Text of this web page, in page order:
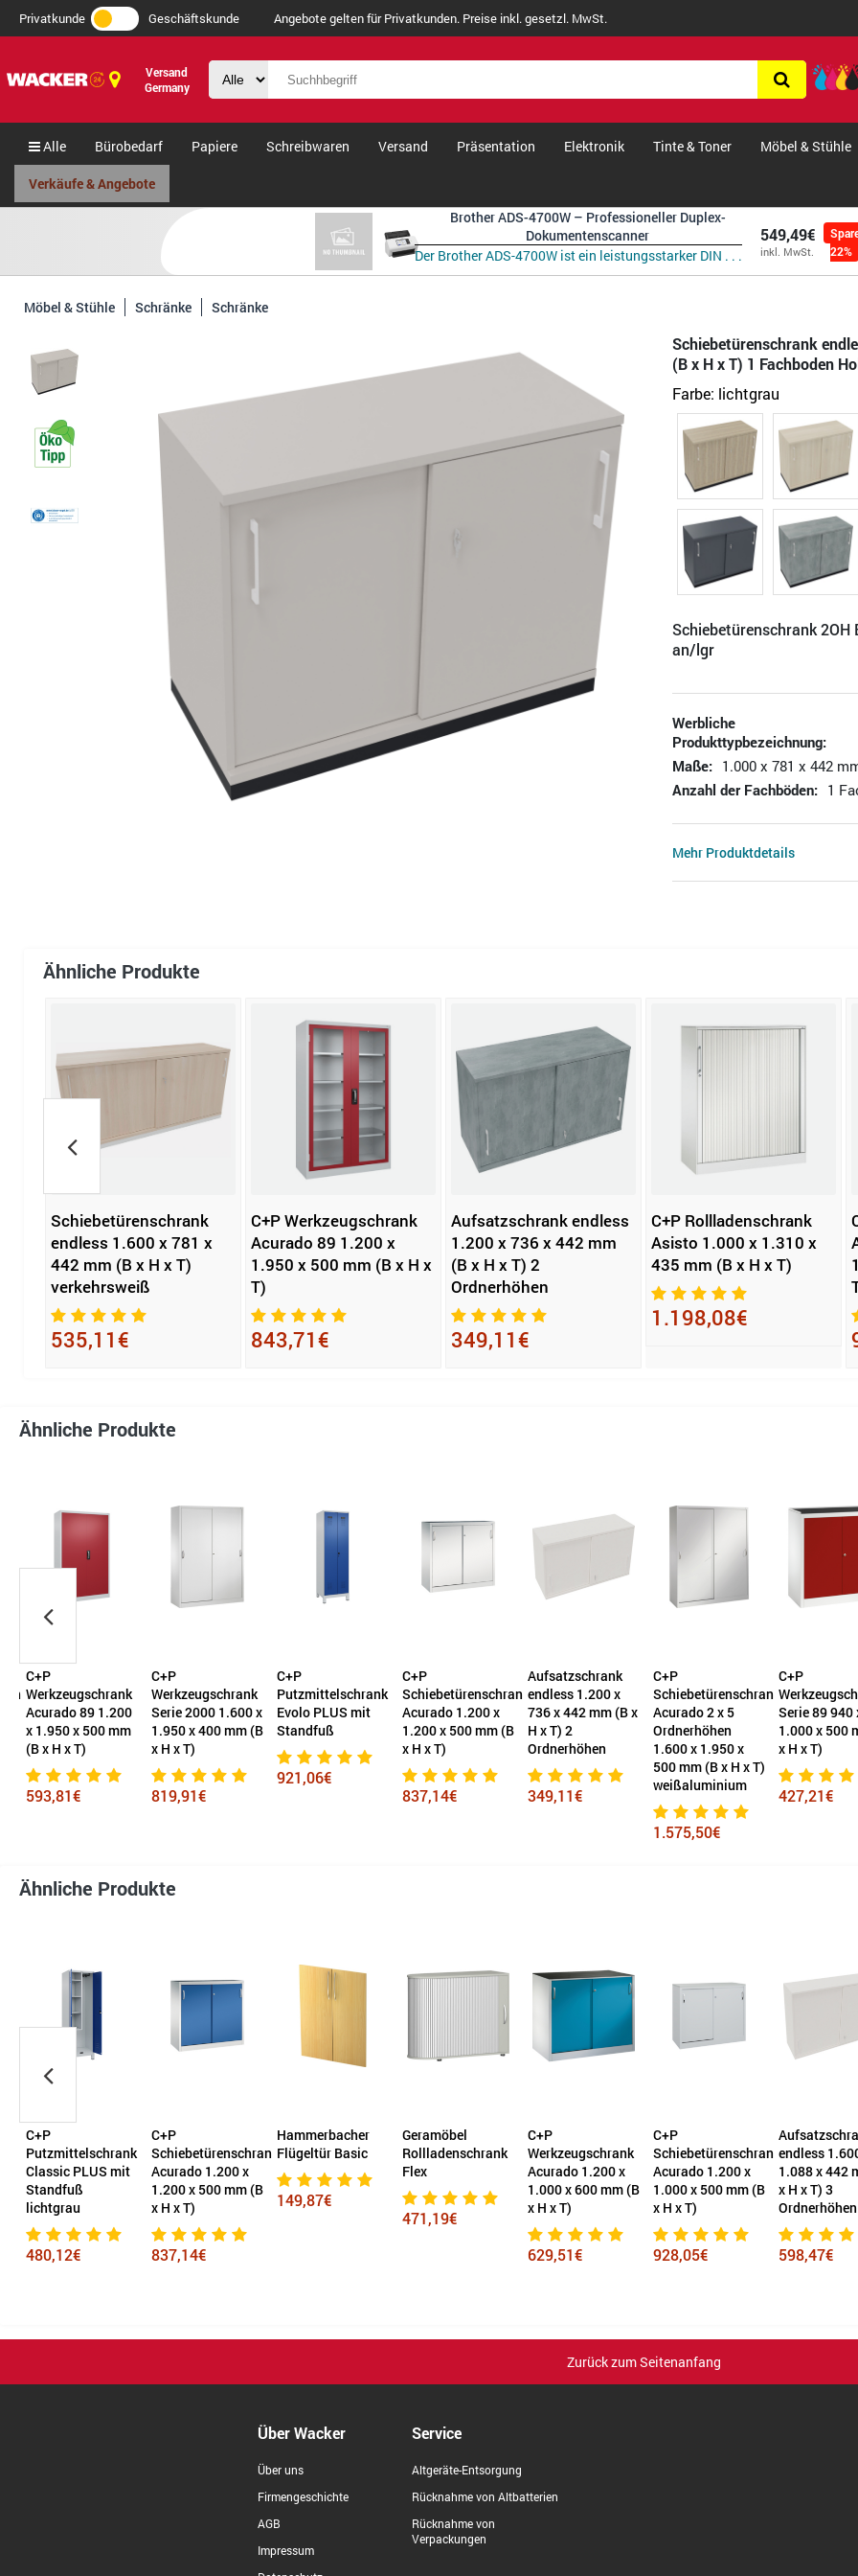
Privatkunde Geschäftskunde Angebote gelten für Privatkunden. Preise inkl. gesetzl. MwSt.
Versand
Germany
Alle Bürobedarf Papiere Schreibwaren Versand Präsentation Elektronik Tinte & Toner Möbel & Stühle
Verkäufe & Angebote
Brother ADS-4700W – Professioneller Duplex-
Dokumentenscanner
Der Brother ADS-4700W ist ein leistungsstarker DIN . . .
549,49€
inkl. MwSt.
22%
Möbel & Stühle Schränke Schränke
Schiebetürenschrank
(B x H x T) 1 Fachboden
Farbe: lichtgrau
Schiebetürenschrank 2OH
an/lgr
Werbliche
Produkttypbezeichnung:
Maße: 1.000 x 781 x 442
Anzahl der Fachböden: 1
Mehr Produktdetails
Ähnliche Produkte
Schiebetürenschrank
endless 1.600 x 781 x
442 mm (B x H x T)
verkehrsweiß
535,11€
C+P Werkzeugschrank
Acurado 89 1.200 x
1.950 x 500 mm (B x H x
T)
843,71€
Aufsatzschrank endless
1.200 x 736 x 442 mm
(B x H x T) 2
Ordnerhöhen
349,11€
C+P Rollladenschrank
Asisto 1.000 x 1.310 x
435 mm (B x H x T)
1.198,08€
Ähnliche Produkte
C+P
Werkzeugschrank
Acurado 89 1.200
x 1.950 x 500 mm
(B x H x T)
593,81€
C+P
Werkzeugschrank
Serie 2000 1.600 x
1.950 x 400 mm (B
x H x T)
819,91€
C+P
Putzmittelschrank
Evolo PLUS mit
Standfuß
921,06€
C+P
Schiebetürenschrank
Acurado 1.200 x
1.200 x 500 mm (B
x H x T)
837,14€
Aufsatzschrank
endless 1.200 x
736 x 442 mm (B x
H x T) 2
Ordnerhöhen
349,11€
C+P
Schiebetürenschrank
Acurado 2 x 5
Ordnerhöhen
1.600 x 1.950 x
500 mm (B x H x T)
weißaluminium
1.575,50€
C+P
Serie 89 940 x
1.000 x 500
x H x T)
427,21€
Ähnliche Produkte
C+P
Putzmittelschrank
Classic PLUS mit
Standfuß
lichtgrau
480,12€
C+P
Schiebetürenschrank
Acurado 1.200 x
1.200 x 500 mm (B
x H x T)
837,14€
Hammerbacher
Flügeltür Basic
149,87€
Geramöbel
Rollladenschrank
Flex
471,19€
C+P
Werkzeugschrank
Acurado 1.200 x
1.000 x 600 mm (B
x H x T)
629,51€
C+P
Schiebetürenschrank
Acurado 1.200 x
1.000 x 500 mm (B
x H x T)
928,05€
endless
1.088 x 442
x H x T) 3
Ordnerhöhen
598,47€
Zurück zum Seitenanfang
Über Wacker
Über uns
Firmengeschichte
AGB
Impressum
Service
Altgeräte-Entsorgung
Rücknahme von Altbatterien
Rücknahme von
Verpackungen